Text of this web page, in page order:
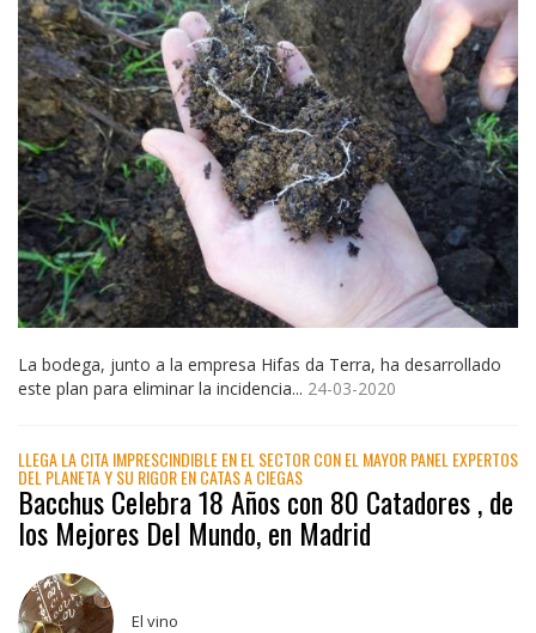
La bodega, junto a la empresa Hifas da Terra, ha desarrollado
este plan para eliminar la incidencia... 24-03-2020
LLEGA LA CITA IMPRESCINDIBLE EN EL SECTOR CON EL MAYOR PANEL EXPERTOS
DEL PLANETA Y SU RIGOR EN CATAS A CIEGAS
Bacchus Celebra 18 Años con 80 Catadores , de
los Mejores Del Mundo, en Madrid
El vino